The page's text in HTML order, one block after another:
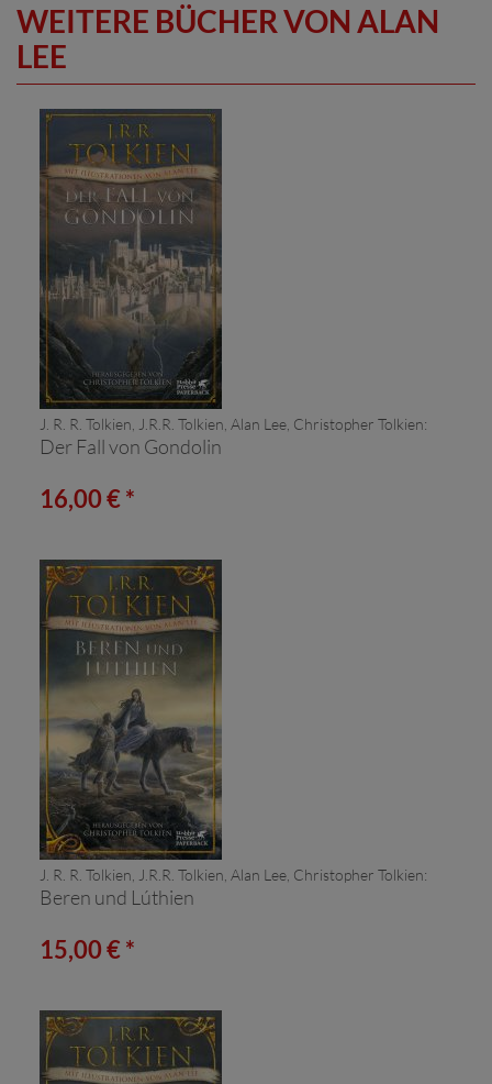
WEITERE BÜCHER VON ALAN
LEE
J. R. R. Tolkien, J.R.R. Tolkien, Alan Lee, Christopher Tolkien:
Der Fall von Gondolin
16,00 € *
J. R. R. Tolkien, J.R.R. Tolkien, Alan Lee, Christopher Tolkien:
Beren und Lúthien
15,00 € *